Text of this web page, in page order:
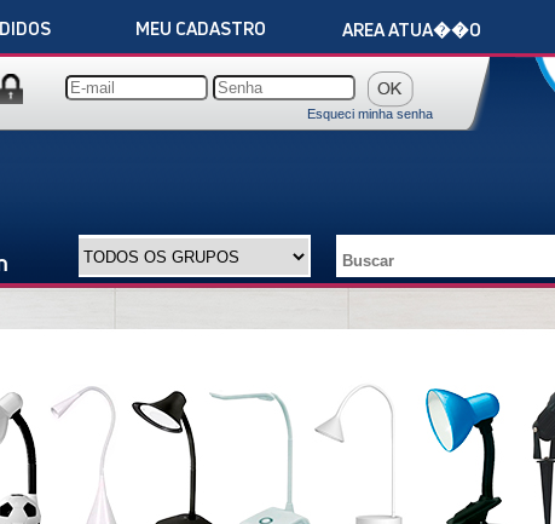
MEU CADASTRO AREA ATUA��O
Esqueci minha senha